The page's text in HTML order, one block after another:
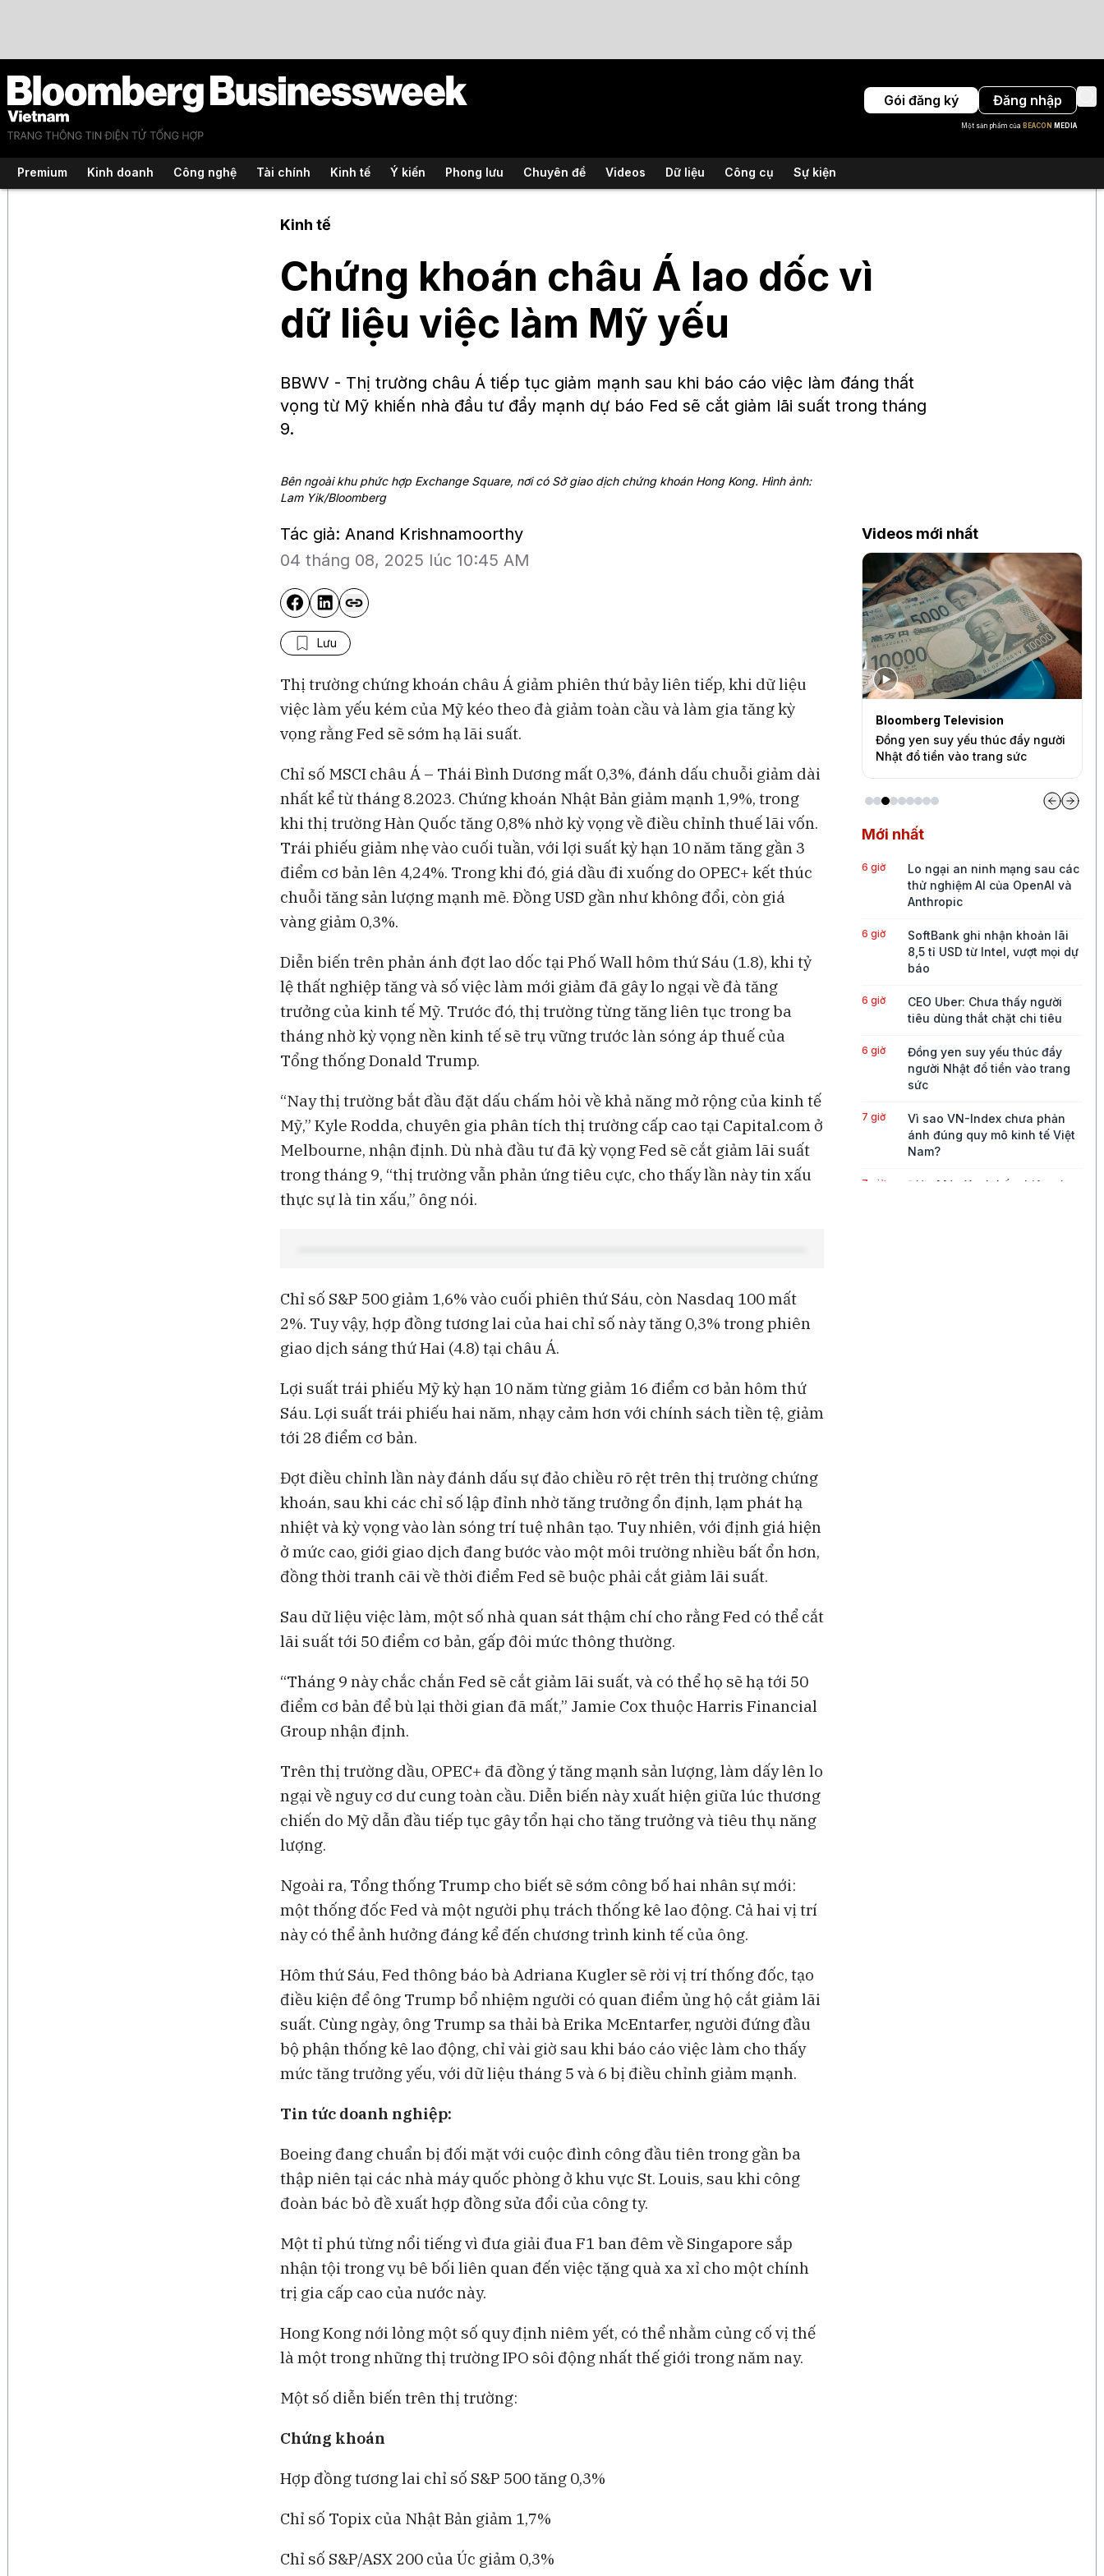
Gói đăng ký Đăng nhập
Một sản phẩm của BEACON MEDIA
Premium Kinh doanh Công nghệ Tài chính Kinh tế Ý kiến Phong lưu Chuyên đề Videos Dữ liệu Công cụ Sự kiện
Kinh tế
Chứng khoán châu Á lao dốc vì
dữ liệu việc làm Mỹ yếu
BBWV - Thị trường châu Á tiếp tục giảm mạnh sau khi báo cáo việc làm đáng thất
vọng từ Mỹ khiến nhà đầu tư đẩy mạnh dự báo Fed sẽ cắt giảm lãi suất trong tháng
9.
Bên ngoài khu phức hợp Exchange Square, nơi có Sở giao dịch chứng khoán Hong Kong. Hình ảnh:
Lam Yik/Bloomberg
Tác giả: Anand Krishnamoorthy
04 tháng 08, 2025 lúc 10:45 AM
Lưu
Thị trường chứng khoán châu Á giảm phiên thứ bảy liên tiếp, khi dữ liệu
việc làm yếu kém của Mỹ kéo theo đà giảm toàn cầu và làm gia tăng kỳ
vọng rằng Fed sẽ sớm hạ lãi suất.
Chỉ số MSCI châu Á – Thái Bình Dương mất 0,3%, đánh dấu chuỗi giảm dài
nhất kể từ tháng 8.2023. Chứng khoán Nhật Bản giảm mạnh 1,9%, trong
khi thị trường Hàn Quốc tăng 0,8% nhờ kỳ vọng về điều chỉnh thuế lãi vốn.
Trái phiếu giảm nhẹ vào cuối tuần, với lợi suất kỳ hạn 10 năm tăng gần 3
điểm cơ bản lên 4,24%. Trong khi đó, giá dầu đi xuống do OPEC+ kết thúc
chuỗi tăng sản lượng mạnh mẽ. Đồng USD gần như không đổi, còn giá
vàng giảm 0,3%.
Diễn biến trên phản ánh đợt lao dốc tại Phố Wall hôm thứ Sáu (1.8), khi tỷ
lệ thất nghiệp tăng và số việc làm mới giảm đã gây lo ngại về đà tăng
trưởng của kinh tế Mỹ. Trước đó, thị trường từng tăng liên tục trong ba
tháng nhờ kỳ vọng nền kinh tế sẽ trụ vững trước làn sóng áp thuế của
Tổng thống Donald Trump.
“Nay thị trường bắt đầu đặt dấu chấm hỏi về khả năng mở rộng của kinh tế
Mỹ,” Kyle Rodda, chuyên gia phân tích thị trường cấp cao tại Capital.com ở
Melbourne, nhận định. Dù nhà đầu tư đã kỳ vọng Fed sẽ cắt giảm lãi suất
trong tháng 9, “thị trường vẫn phản ứng tiêu cực, cho thấy lần này tin xấu
thực sự là tin xấu,” ông nói.
Chỉ số S&P 500 giảm 1,6% vào cuối phiên thứ Sáu, còn Nasdaq 100 mất
2%. Tuy vậy, hợp đồng tương lai của hai chỉ số này tăng 0,3% trong phiên
giao dịch sáng thứ Hai (4.8) tại châu Á.
Lợi suất trái phiếu Mỹ kỳ hạn 10 năm từng giảm 16 điểm cơ bản hôm thứ
Sáu. Lợi suất trái phiếu hai năm, nhạy cảm hơn với chính sách tiền tệ, giảm
tới 28 điểm cơ bản.
Đợt điều chỉnh lần này đánh dấu sự đảo chiều rõ rệt trên thị trường chứng
khoán, sau khi các chỉ số lập đỉnh nhờ tăng trưởng ổn định, lạm phát hạ
nhiệt và kỳ vọng vào làn sóng trí tuệ nhân tạo. Tuy nhiên, với định giá hiện
ở mức cao, giới giao dịch đang bước vào một môi trường nhiều bất ổn hơn,
đồng thời tranh cãi về thời điểm Fed sẽ buộc phải cắt giảm lãi suất.
Sau dữ liệu việc làm, một số nhà quan sát thậm chí cho rằng Fed có thể cắt
lãi suất tới 50 điểm cơ bản, gấp đôi mức thông thường.
“Tháng 9 này chắc chắn Fed sẽ cắt giảm lãi suất, và có thể họ sẽ hạ tới 50
điểm cơ bản để bù lại thời gian đã mất,” Jamie Cox thuộc Harris Financial
Group nhận định.
Trên thị trường dầu, OPEC+ đã đồng ý tăng mạnh sản lượng, làm dấy lên lo
ngại về nguy cơ dư cung toàn cầu. Diễn biến này xuất hiện giữa lúc thương
chiến do Mỹ dẫn đầu tiếp tục gây tổn hại cho tăng trưởng và tiêu thụ năng
lượng.
Ngoài ra, Tổng thống Trump cho biết sẽ sớm công bố hai nhân sự mới:
một thống đốc Fed và một người phụ trách thống kê lao động. Cả hai vị trí
này có thể ảnh hưởng đáng kể đến chương trình kinh tế của ông.
Hôm thứ Sáu, Fed thông báo bà Adriana Kugler sẽ rời vị trí thống đốc, tạo
điều kiện để ông Trump bổ nhiệm người có quan điểm ủng hộ cắt giảm lãi
suất. Cùng ngày, ông Trump sa thải bà Erika McEntarfer, người đứng đầu
bộ phận thống kê lao động, chỉ vài giờ sau khi báo cáo việc làm cho thấy
mức tăng trưởng yếu, với dữ liệu tháng 5 và 6 bị điều chỉnh giảm mạnh.
Tin tức doanh nghiệp:
Boeing đang chuẩn bị đối mặt với cuộc đình công đầu tiên trong gần ba
thập niên tại các nhà máy quốc phòng ở khu vực St. Louis, sau khi công
đoàn bác bỏ đề xuất hợp đồng sửa đổi của công ty.
Một tỉ phú từng nổi tiếng vì đưa giải đua F1 ban đêm về Singapore sắp
nhận tội trong vụ bê bối liên quan đến việc tặng quà xa xỉ cho một chính
trị gia cấp cao của nước này.
Hong Kong nới lỏng một số quy định niêm yết, có thể nhằm củng cố vị thế
là một trong những thị trường IPO sôi động nhất thế giới trong năm nay.
Một số diễn biến trên thị trường:
Chứng khoán
Hợp đồng tương lai chỉ số S&P 500 tăng 0,3%
Chỉ số Topix của Nhật Bản giảm 1,7%
Chỉ số S&P/ASX 200 của Úc giảm 0,3%
Videos mới nhất
Bloomberg Television
Lo ngại an ninh mạng sau các
Anthropic
Bloomberg Television
Bloomberg Television
Đồng yen suy yếu thúc đẩy người
Nhật đổ tiền vào trang sức
Mới nhất
6 giờ
Lo ngại an ninh mạng sau các
thử nghiệm AI của OpenAI và
Anthropic
6 giờ
SoftBank ghi nhận khoản lãi
8,5 tỉ USD từ Intel, vượt mọi dự
báo
6 giờ
CEO Uber: Chưa thấy người
tiêu dùng thắt chặt chi tiêu
6 giờ
Đồng yen suy yếu thúc đẩy
người Nhật đổ tiền vào trang
sức
7 giờ
Vì sao VN-Index chưa phản
ánh đúng quy mô kinh tế Việt
Nam?
7 giờ
Điện Máy Xanh kết phiên giao